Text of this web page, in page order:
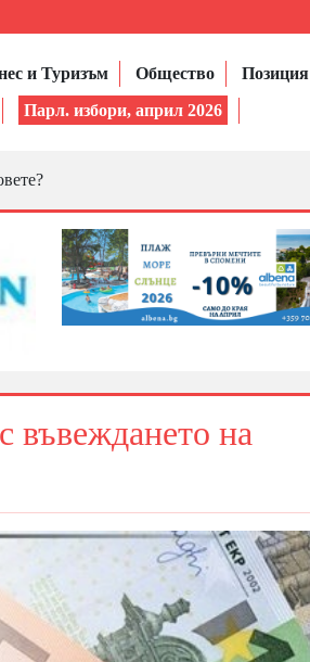
и Туризъм Общество Позиция
Парл. избори, април 2026
въвеждането на